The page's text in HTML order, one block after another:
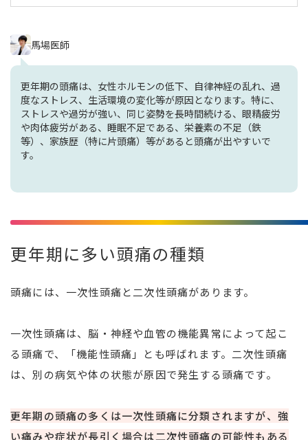
馬場医師
更年期の頭痛は、女性ホルモンの低下、自律神経の乱れ、過
度なストレス、生活環境の変化等が原因となります。特に、
ストレスや過労が強い、同じ姿勢を長時間続ける、眼精疲労
や肉体疲労がある、睡眠不足である、栄養素の不足（鉄
等）、家族歴（特に片頭痛）等があると頭痛が出やすいで
す。
更年期に多い頭痛の種類
頭痛には、一次性頭痛と二次性頭痛があります。
一次性頭痛は、脳・神経や血管の機能異常によって起こ
る頭痛で、「機能性頭痛」とも呼ばれます。二次性頭痛
は、別の病気や体の状態が原因で発生する頭痛です。
更年期の頭痛の多くは一次性頭痛に分類されますが、強
い痛みや症状が長引く場合は二次性頭痛の可能性もある